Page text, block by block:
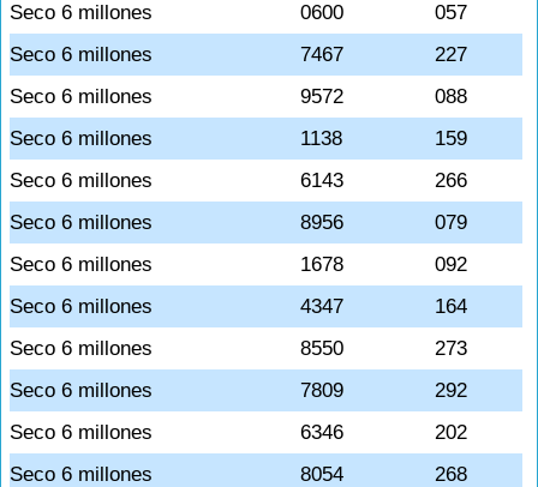
Seco 6 millones
0600
057
Seco 6 millones
7467
227
Seco 6 millones
9572
088
Seco 6 millones
1138
159
Seco 6 millones
6143
266
Seco 6 millones
8956
079
Seco 6 millones
1678
092
Seco 6 millones
4347
164
Seco 6 millones
8550
273
Seco 6 millones
7809
292
Seco 6 millones
6346
202
Seco 6 millones
8054
268